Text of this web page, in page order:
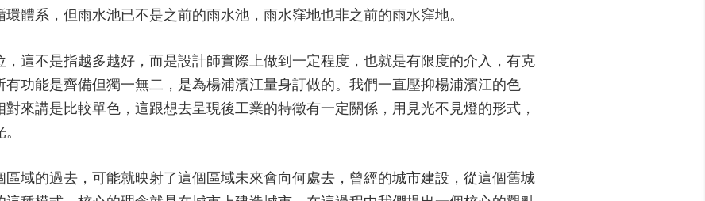
體系，但雨水池已不是之前的雨水池，雨水窪地也非之前的雨水窪地。
這不是指越多越好，而是設計師實際上做到一定程度，也就是有限度的介入，有克
功能是齊備但獨一無二，是為楊浦濱江量身訂做的。我們一直壓抑楊浦濱江的色
來講是比較單色，這跟想去呈現後工業的特徵有一定關係，用見光不見燈的形式，
區域的過去，可能就映射了這個區域未來會向何處去，曾經的城市建設，從這個舊城